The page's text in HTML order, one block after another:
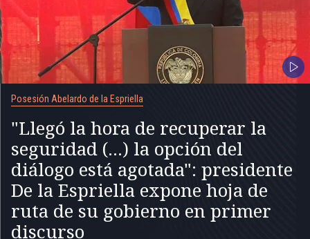
Posesión Abelardo de la Espriella
"Llegó la hora de recuperar la
seguridad (...) la opción del
diálogo está agotada": presidente
De la Espriella expone hoja de
ruta de su gobierno en primer
discurso